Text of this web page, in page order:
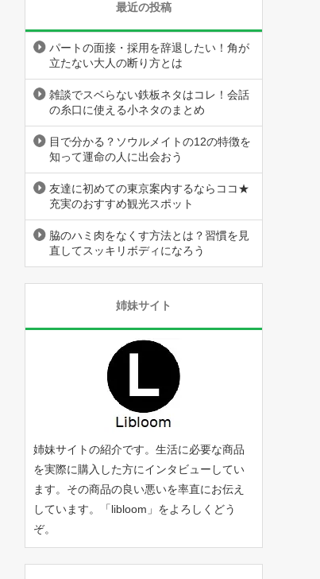
最近の投稿
パートの面接・採用を辞退したい！角が
立たない大人の断り方とは
雑談でスベらない鉄板ネタはコレ！会話
の糸口に使える小ネタのまとめ
目で分かる？ソウルメイトの12の特徴を
知って運命の人に出会おう
友達に初めての東京案内するならココ★
充実のおすすめ観光スポット
脇のハミ肉をなくす方法とは？習慣を見
直してスッキリボディになろう
姉妹サイト
姉妹サイトの紹介です。生活に必要な商品
を実際に購入した方にインタビューしてい
ます。その商品の良い悪いを率直にお伝え
しています。「libloom 」をよろしくどう
ぞ。